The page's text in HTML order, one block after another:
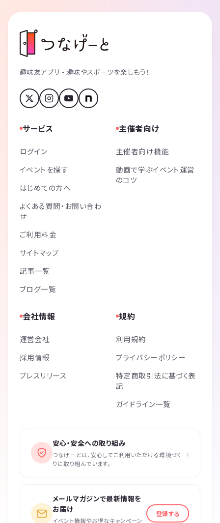
趣味友アプリ - 趣味やスポーツを楽しもう！
サービス
ログイン
イベントを探す
はじめての方へ
よくある質問・お問い合わ
せ
ご利用料金
サイトマップ
記事一覧
ブログ一覧
主催者向け
主催者向け機能
動画で学ぶイベント運営
のコツ
会社情報
運営会社
採用情報
プレスリリース
規約
利用規約
プライバシーポリシー
特定商取引法に基づく表
記
ガイドライン一覧
安心・安全への取り組み
つなげーとは、安心してご利用いただける環境づく
りに取り組んでいます。
›
メールマガジンで最新情報を
お届け
イベント情報やお得なキャンペーン
登録する